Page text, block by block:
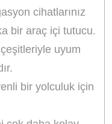
cihatlarınız
bir araç içi tutucu.
uyum
bir yolculuk için